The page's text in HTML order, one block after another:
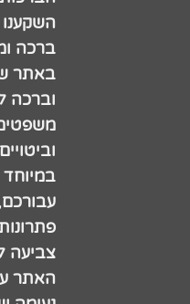
השקענו
ברכה
באתר
וברכה
צביעה
האתר